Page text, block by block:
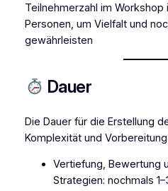
Teilnehmerzahl im Workshop
Personen, um Vielfalt und
gewährleisten
Dauer
Die Dauer für die Erstellung
Komplexität und
Vertiefung, Bewertung
Strategien: nochmals